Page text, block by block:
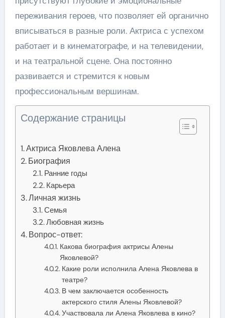
переживания героев, что позволяет ей органично
вписываться в разные роли. Актриса с успехом
работает и в кинематографе, и на телевидении,
и на театральной сцене. Она постоянно
развивается и стремится к новым
профессиональным вершинам.
Содержание страницы
Актриса Яковлева Алена
Биография
Ранние годы
Карьера
Личная жизнь
Семья
Любовная жизнь
Вопрос-ответ:
Какова биография актрисы Алены
Яковлевой?
Какие роли исполнила Алена Яковлева в
театре?
В чем заключается особенность
актерского стиля Алены Яковлевой?
Участвовала ли Алена Яковлева в кино?